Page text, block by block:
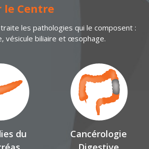
le Centre
les pathologies qui le composent :
vésicule biliaire et œsophage.
du
Cancérologie